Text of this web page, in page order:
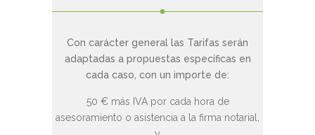
Con carácter general las Tarifas serán
adaptadas a propuestas específicas en
cada caso, con un importe de:
50 € más IVA por cada hora de
asesoramiento o asistencia a la firma notarial,